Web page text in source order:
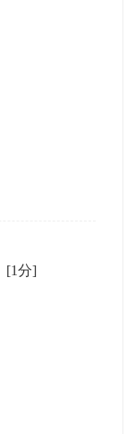
[1分]